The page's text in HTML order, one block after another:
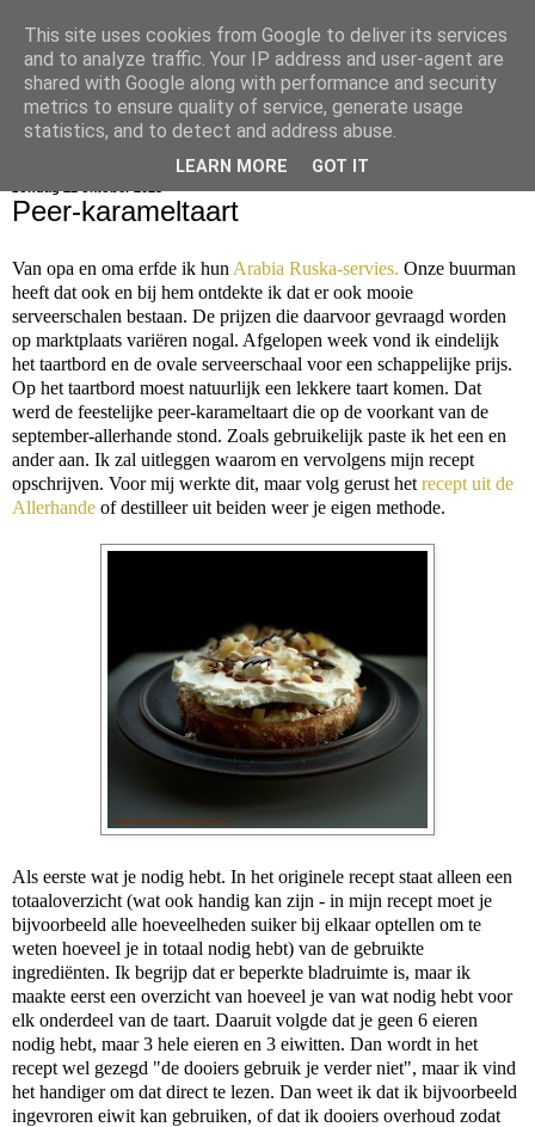
bijna net zo lekker als thuis
Peer-karameltaart
Van opa en oma erfde ik hun Arabia Ruska-servies. Onze buurman
heeft dat ook en bij hem ontdekte ik dat er ook mooie
serveerschalen bestaan. De prijzen die daarvoor gevraagd worden
op marktplaats variëren nogal. Afgelopen week vond ik eindelijk
het taartbord en de ovale serveerschaal voor een schappelijke prijs.
Op het taartbord moest natuurlijk een lekkere taart komen. Dat
werd de feestelijke peer-karameltaart die op de voorkant van de
september-allerhande stond. Zoals gebruikelijk paste ik het een en
ander aan. Ik zal uitleggen waarom en vervolgens mijn recept
opschrijven. Voor mij werkte dit, maar volg gerust het recept uit de
Allerhande of destilleer uit beiden weer je eigen methode.
Als eerste wat je nodig hebt. In het originele recept staat alleen een
totaaloverzicht (wat ook handig kan zijn - in mijn recept moet je
bijvoorbeeld alle hoeveelheden suiker bij elkaar optellen om te
weten hoeveel je in totaal nodig hebt) van de gebruikte
ingrediënten. Ik begrijp dat er beperkte bladruimte is, maar ik
maakte eerst een overzicht van hoeveel je van wat nodig hebt voor
elk onderdeel van de taart. Daaruit volgde dat je geen 6 eieren
nodig hebt, maar 3 hele eieren en 3 eiwitten. Dan wordt in het
recept wel gezegd "de dooiers gebruik je verder niet", maar ik vind
het handiger om dat direct te lezen. Dan weet ik dat ik bijvoorbeeld
ingevroren eiwit kan gebruiken, of dat ik dooiers overhoud zodat
This site uses cookies from Google to deliver its services
and to analyze traffic. Your IP address and user-agent are
shared with Google along with performance and security
metrics to ensure quality of service, generate usage
statistics, and to detect and address abuse.
LEARN MORE GOT IT